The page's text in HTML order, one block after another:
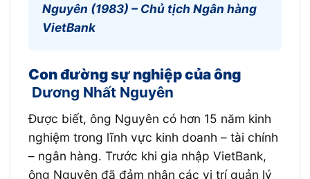
Nguyên (1983) – Chủ tịch Ngân hàng
VietBank
Con đường sự nghiệp của ông
Dương Nhất Nguyên
Được biết, ông Nguyên có hơn 15 năm kinh
nghiệm trong lĩnh vực kinh doanh – tài chính
– ngân hàng. Trước khi gia nhập VietBank,
ông Nguyên đã đảm nhận các vị trí quản lý